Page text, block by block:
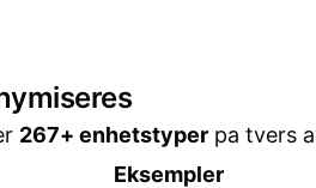
267+ enhetstyper pa tvers
Eksempler